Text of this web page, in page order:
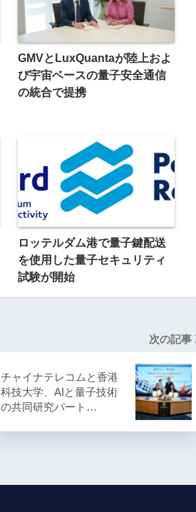
GMVとLuxQuantaが陸上およ
び宇宙ベースの量子安全通信
の統合で提携
ロッテルダム港で量子鍵配送
を使用した量子セキュリティ
試験が開始
次の記事
チャイナテレコムと香港
科技大学、AIと量子技術
の共同研究パート…